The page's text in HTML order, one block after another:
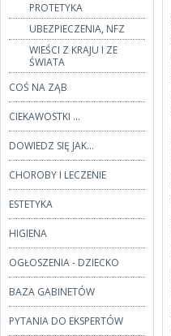
PROTETYKA
UBEZPIECZENIA, NFZ
WIEŚCI Z KRAJU I ZE
ŚWIATA
COŚ NA ZĄB
CIEKAWOSTKI ...
DOWIEDZ SIĘ JAK...
CHOROBY I LECZENIE
ESTETYKA
HIGIENA
OGŁOSZENIA - DZIECKO
BAZA GABINETÓW
PYTANIA DO EKSPERTÓW